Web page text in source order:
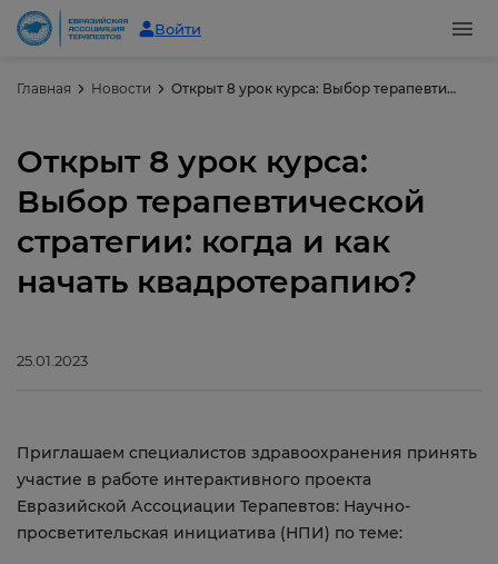
Войти
Главная Новости Открыт 8 урок курса: Выбор терапевтической стратегии: когда и как начать квадротерапию?
Открыт 8 урок курса:
Выбор терапевтической
стратегии: когда и как
начать квадротерапию?
25.01.2023
Приглашаем специалистов здравоохранения принять
участие в работе интерактивного проекта
Евразийской Ассоциации Терапевтов: Научно-
просветительская инициатива (НПИ) по теме: